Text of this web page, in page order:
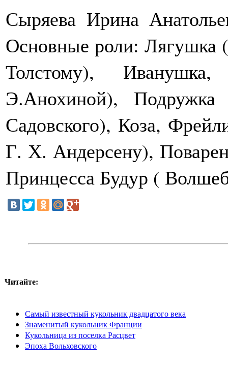
Сыряева Ирина
Основные роли: Лягушка
Толстому),
Э.Анохиной),
Садовского), Коза,
Г. Х. Андерсену),
Принцесса Будур (
Читайте:
Самый известный кукольник двадцатого века
Знаменитый кукольник Франции
Кукольница из поселка Расцвет
Эпоха Вольховского